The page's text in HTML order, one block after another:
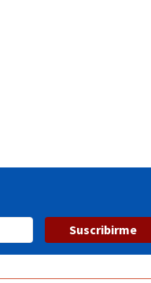
Suscribirme